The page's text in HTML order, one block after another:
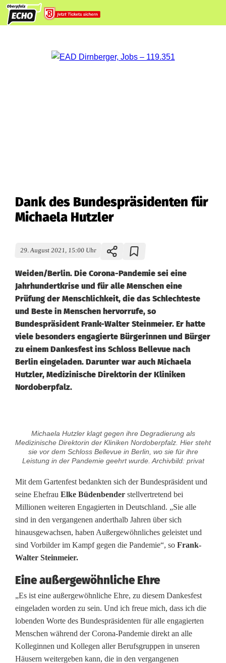
Dank des Bundespräsidenten für
Michaela Hutzler
29. August 2021, 15:00 Uhr
Weiden/Berlin. Die Corona-Pandemie sei eine
Jahrhundertkrise und für alle Menschen eine
Prüfung der Menschlichkeit, die das Schlechteste
und Beste in Menschen hervorrufe, so
Bundespräsident Frank-Walter Steinmeier. Er hatte
viele besonders engagierte Bürgerinnen und Bürger
zu einem Dankesfest ins Schloss Bellevue nach
Berlin eingeladen. Darunter war auch Michaela
Hutzler, Medizinische Direktorin der Kliniken
Nordoberpfalz.
a
k
d
e
s
B
u
n
d
e
s
Michaela Hutzler klagt gegen ihre Degradierung als
Medizinische Direktorin der Kliniken Nordoberpfalz. Hier steht
sie vor dem Schloss Bellevue in Berlin, wo sie für ihre
Leistung in der Pandemie geehrt wurde. Archivbild: privat
Mit dem Gartenfest bedankten sich der Bundespräsident und
seine Ehefrau Elke Büdenbender stellvertretend bei
Millionen weiteren Engagierten in Deutschland. „Sie alle
sind in den vergangenen anderthalb Jahren über sich
hinausgewachsen, haben Außergewöhnliches geleistet und
sind Vorbilder im Kampf gegen die Pandemie“, so Frank-
Walter Steinmeier.
Eine außergewöhnliche Ehre
„Es ist eine außergewöhnliche Ehre, zu diesem Dankesfest
eingeladen worden zu sein. Und ich freue mich, dass ich die
lobenden Worte des Bundespräsidenten für alle engagierten
Menschen während der Corona-Pandemie direkt an alle
Kolleginnen und Kollegen aller Berufsgruppen in unseren
Häusern weitergeben kann, die in den vergangenen